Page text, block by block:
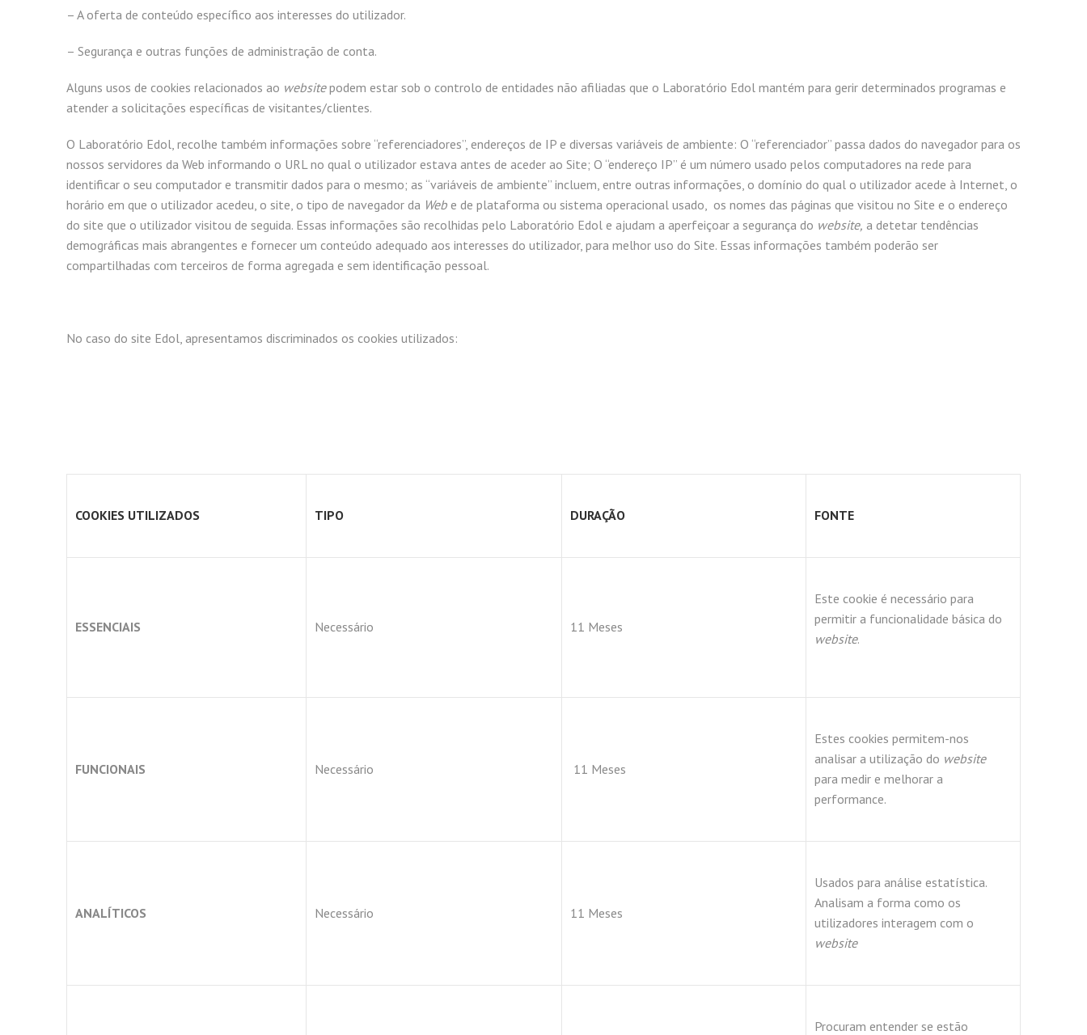
– A oferta de conteúdo específico aos interesses do utilizador.
– Segurança e outras funções de administração de conta.
Alguns usos de cookies relacionados ao websitepodem estar sob o controlo de entidades não afiliadas que o Laboratório Edol mantém para gerir determinados programas e
atender a solicitações específicas de visitantes/clientes.
O Laboratório Edol, recolhe também informações sobre “referenciadores”, endereços de IP e diversas variáveis de ambiente: O “referenciador” passa dados do navegador para os
nossos servidores da Web informando o URL no qual o utilizador estava antes de aceder ao Site; O “endereço IP” é um número usado pelos computadores na rede para
identificar o seu computador e transmitir dados para o mesmo; as “variáveis de ambiente” incluem, entre outras informações, o domínio do qual o utilizador acede à Internet, o
horário em que o utilizador acedeu, o site, o tipo de navegador da Web e de plataforma ou sistema operacional usado, os nomes das páginas que visitou no Site e o endereço
do site que o utilizador visitou de seguida. Essas informações são recolhidas pelo Laboratório Edol e ajudam a aperfeiçoar a segurança do website, a detetar tendências
demográficas mais abrangentes e fornecer um conteúdo adequado aos interesses do utilizador, para melhor uso do Site. Essas informações também poderão ser
compartilhadas com terceiros de forma agregada e sem identificação pessoal.
No caso do site Edol, apresentamos discriminados os cookies utilizados:
COOKIES UTILIZADOS TIPO DURAÇÃO FONTE
ESSENCIAIS Necessário 11 Meses
Este cookie é necessário para
permitir a funcionalidade básica do
website.
FUNCIONAIS Necessário 11 Meses
Estes cookies permitem-nos
analisar a utilização do website
para medir e melhorar a
performance.
ANALÍTICOS Necessário 11 Meses
Usados para análise estatística.
Analisam a forma como os
utilizadores interagem com o
website
Procuram entender se estão